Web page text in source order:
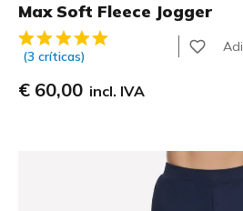
Max Soft Fleece Jogger
3$8 de 5 – Classificação do cliente
(3 críticas)
€ 60,00 incl. IVA